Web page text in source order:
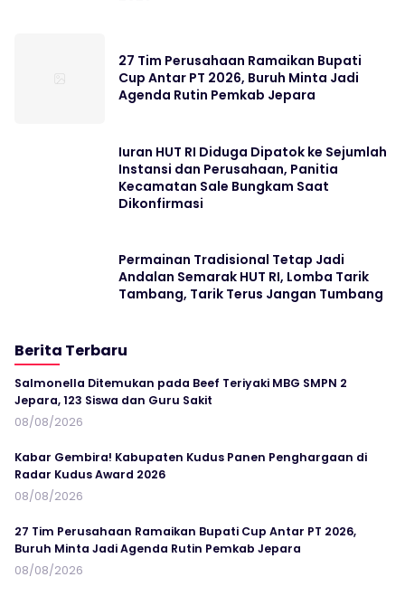
27 Tim Perusahaan Ramaikan Bupati
Cup Antar PT 2026, Buruh Minta Jadi
Agenda Rutin Pemkab Jepara
Iuran HUT RI Diduga Dipatok ke Sejumlah
Instansi dan Perusahaan, Panitia
Kecamatan Sale Bungkam Saat
Dikonfirmasi
Permainan Tradisional Tetap Jadi
Andalan Semarak HUT RI, Lomba Tarik
Tambang, Tarik Terus Jangan Tumbang
Berita Terbaru
Salmonella Ditemukan pada Beef Teriyaki MBG SMPN 2
Jepara, 123 Siswa dan Guru Sakit
08/08/2026
Kabar Gembira! Kabupaten Kudus Panen Penghargaan di
Radar Kudus Award 2026
08/08/2026
27 Tim Perusahaan Ramaikan Bupati Cup Antar PT 2026,
Buruh Minta Jadi Agenda Rutin Pemkab Jepara
08/08/2026